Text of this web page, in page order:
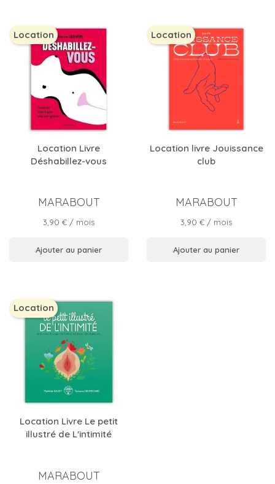
Location Livre
Déshabillez-vous
MARABOUT
Prix
3,90 € / mois
Ajouter au panier
Location
Location livre Jouissance
club
MARABOUT
Prix
3,90 € / mois
Ajouter au panier
Location
Location Livre Le petit
illustré de L'intimité
MARABOUT
Location